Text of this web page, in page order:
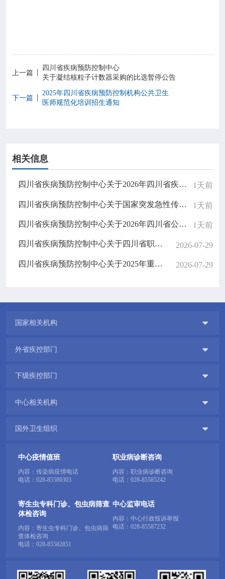
上一篇
四川省疾病预防控制中心
关于凝结核粒子计数器采购的比选暂停公告
下一篇
2025年四川省疾病预防控制机构公共卫生
医师规范化培训招生通知
相关信息
四川省疾病预防控制中心关于2026年四川省疾控中心重要信息系统密评服务的比选公告 1天前
四川省疾病预防控制中心关于国家突发急性传染病防控队（四川）无人机采购的比选公告 1天前
四川省疾病预防控制中心关于2026年四川省公共卫生医师规范化培训招生结果公示 1天前
四川省疾病预防控制中心关于四川省职业病防治综合管理信息系统升级改造项目的邀请结果公告 2026-07-29
四川省疾病预防控制中心关于2025年重大公共卫生服务扩大国家免疫规划项目（中央财政转移支付资金）专项审计服务的比选结果公告 2026-07-29
国家相关机构 
外省疾控部门 
下级疾控部门 
中心相关机构 
国外卫生组织 
中心疫情值班
内容：传染病疫情电话
电话： 028-85580303
职业病诊断咨询
内容：职业病诊断咨询
电话： 028-85585242
寄生虫专科门诊、包虫病筛查
体检咨询
内容：寄生虫专科门诊、包虫病筛
查体检咨询
电话： 028-85582851
中心监审电话
内容：中心行政投诉举报
电话： 028-85587232